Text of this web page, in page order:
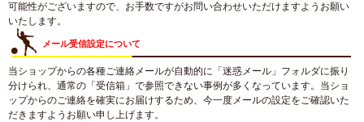
可能性がございますので、お手数ですがお問い合わせいただけますようお願い
いたします。
メール受信設定について
当ショップからの各種ご連絡メールが自動的に「迷惑メール」フォルダに振り
分けられ、通常の「受信箱」で参照できない事例が多くなっています。当ショ
ップからのご連絡を確実にお届けするため、今一度メールの設定をご確認いた
だきますようお願い申し上げます。